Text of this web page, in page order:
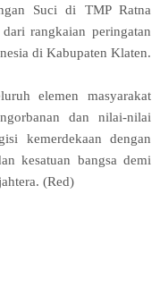
Suci di TMP Ratna
rangkaian peringatan
di Kabupaten Klaten.
elemen masyarakat
dan nilai-nilai
kemerdekaan dengan
kesatuan bangsa demi
(Red)